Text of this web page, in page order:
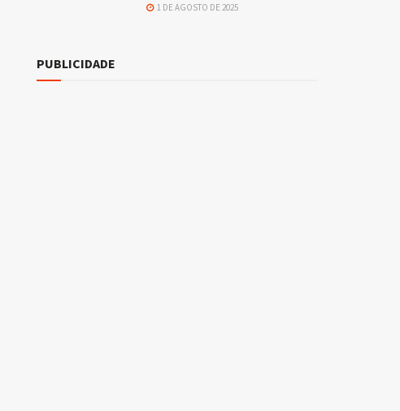
1 DE AGOSTO DE 2025
PUBLICIDADE